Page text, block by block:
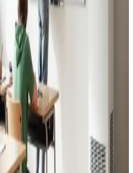
og restauranter i Vojens.